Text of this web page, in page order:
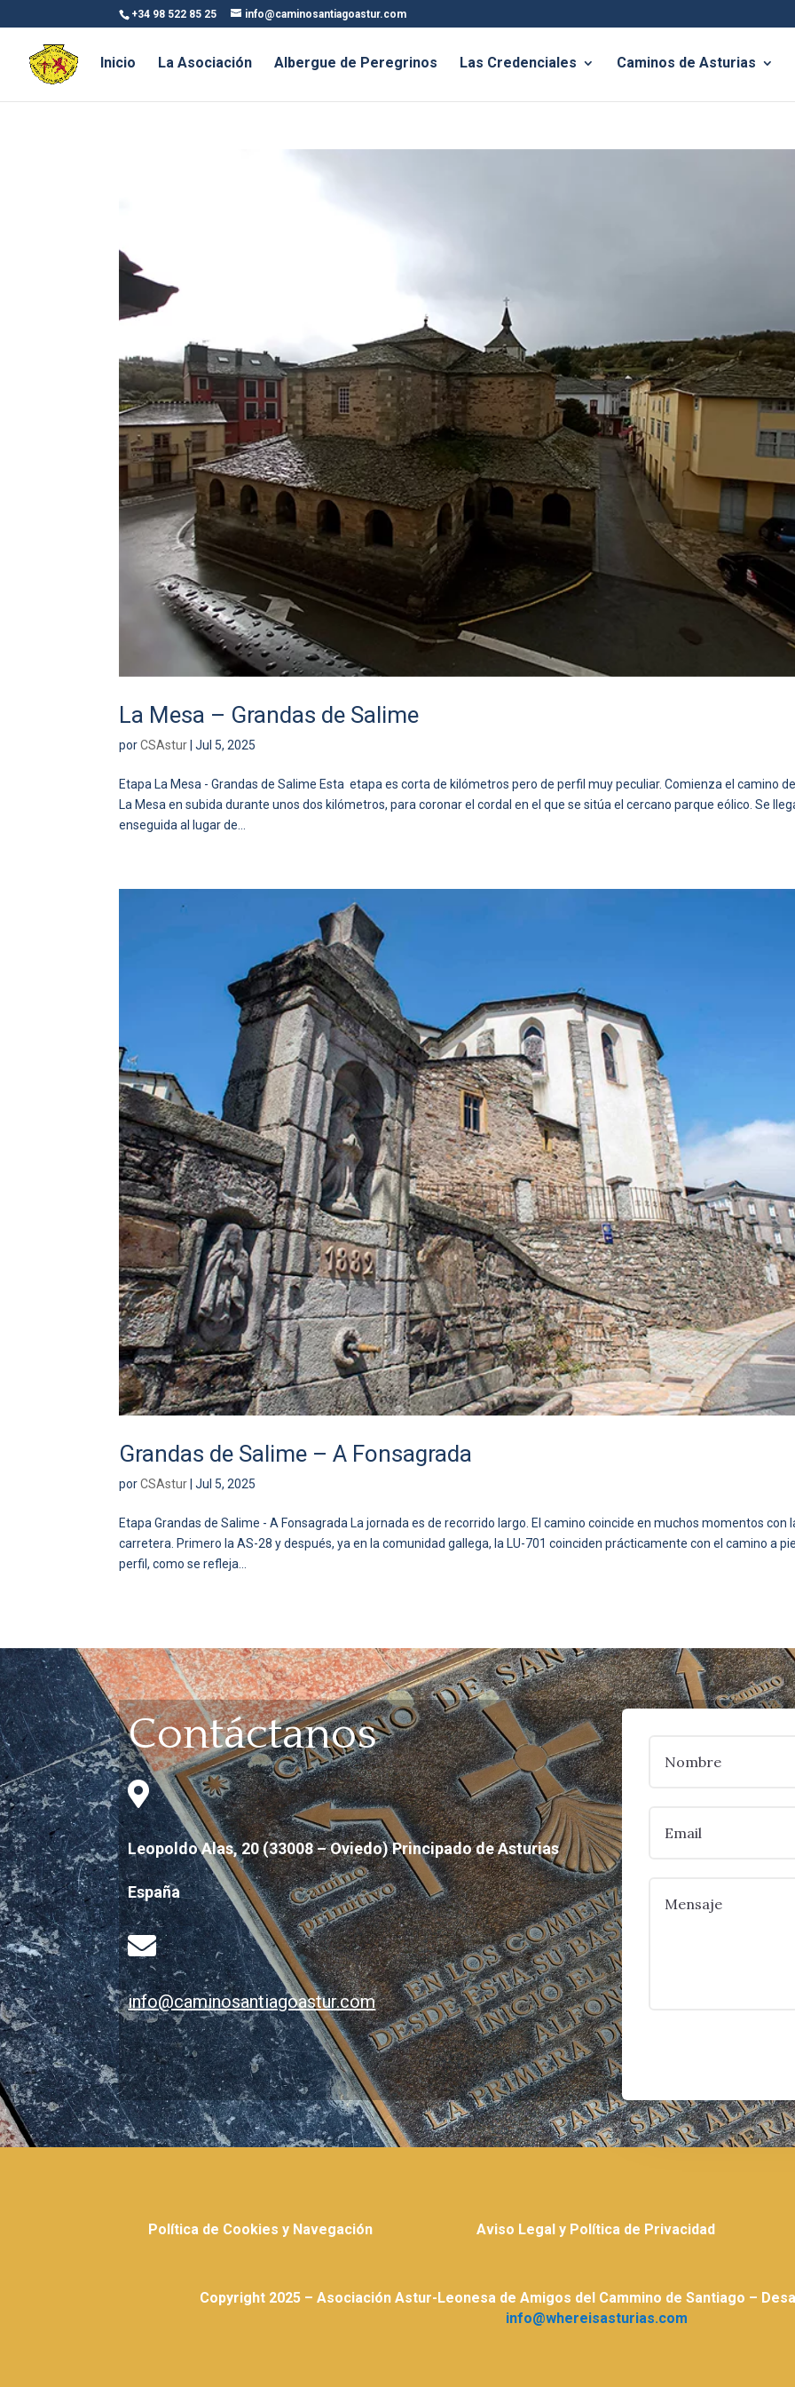
+34 98 522 85 25 info@caminosantiagoastur.com
Inicio La Asociación Albergue de Peregrinos Las Credenciales Caminos de Asturias
La Mesa – Grandas de Salime
porCSAstur |Jul 5, 2025
Etapa La Mesa - Grandas de Salime Esta etapa es corta de kilómetros pero de perfil muy peculiar. Comienza el camino
La Mesa en subida durante unos dos kilómetros, para coronar el cordal en el que se sitúa el cercano parque eólico. Se
enseguida al lugar de...
Grandas de Salime – A Fonsagrada
porCSAstur |Jul 5, 2025
Etapa Grandas de Salime - A Fonsagrada La jornada es de recorrido largo. El camino coincide en muchos momentos con
carretera. Primero la AS-28 y después, ya en la comunidad gallega, la LU-701 coinciden prácticamente con el camino a
perfil, como se refleja...
Contáctanos

Leopoldo Alas, 20 (33008 – Oviedo) Principado de Asturias
España

info@caminosantiagoastur.com
Política de Cookies y Navegación Aviso Legal y Política de Privacidad
Copyright 2025 – Asociación Astur-Leonesa de Amigos del Cammino de Santiago –
info@whereisasturias.com